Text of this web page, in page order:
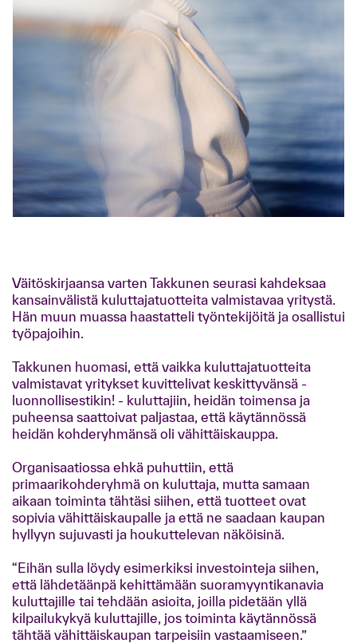
Väitöskirjaansa varten Takkunen seurasi kahdeksaa
kansainvälistä kuluttajatuotteita valmistavaa yritystä.
Hän muun muassa haastatteli työntekijöitä ja osallistui
työpajoihin.
Takkunen huomasi, että vaikka kuluttajatuotteita
valmistavat yritykset kuvittelivat keskittyvänsä -
luonnollisestikin! - kuluttajiin, heidän toimensa ja
puheensa saattoivat paljastaa, että käytännössä
heidän kohderyhmänsä oli vähittäiskauppa.
Organisaatiossa ehkä puhuttiin, että
primaarikohderyhmä on kuluttaja, mutta samaan
aikaan toiminta tähtäsi siihen, että tuotteet ovat
sopivia vähittäiskaupalle ja että ne saadaan kaupan
hyllyyn sujuvasti ja houkuttelevan näköisinä.
“Eihän sulla löydy esimerkiksi investointeja siihen,
että lähdetäänpä kehittämään suoramyyntikanavia
kuluttajille tai tehdään asioita, joilla pidetään yllä
kilpailukykyä kuluttajille, jos toiminta käytännössä
tähtää vähittäiskaupan tarpeisiin vastaamiseen.”